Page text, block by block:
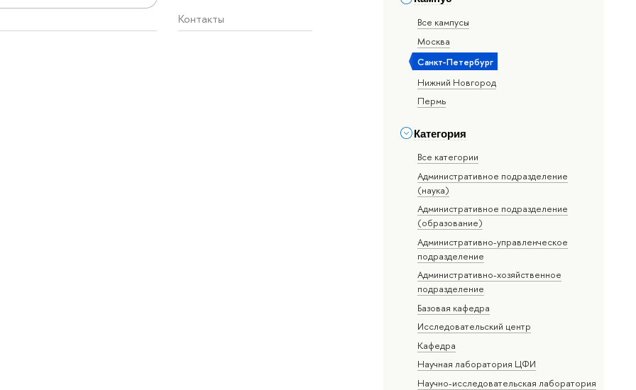
Все кампусы
Москва
Санкт-Петербург
Нижний Новгород
Пермь
Категория
Все категории
Административное подразделение
(наука)
Административное подразделение
(образование)
Административно-управленческое
подразделение
Административно-хозяйственное
подразделение
Базовая кафедра
Исследовательский центр
Кафедра
Научная лаборатория ЦФИ
Научно-исследовательская лаборатория
Контакты